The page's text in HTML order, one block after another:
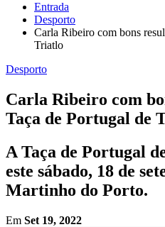
Entrada
Desporto
Carla Ribeiro com bons
Triatlo
Desporto
Carla Ribeiro com
Taça de Portugal de
A Taça de Portugal
este sábado, 18 de
Martinho do Porto.
Em Set 19, 2022